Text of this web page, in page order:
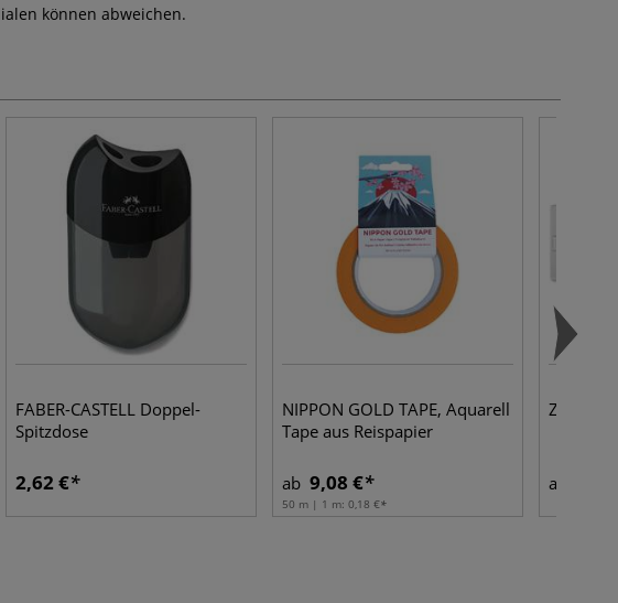
können abweichen.
FABER-CASTELL Doppel-
Spitzdose
2,62 €
NIPPON GOLD TAPE, Aquarell
Tape aus Reispapier
ab 9,08 €
50 m | 1 m: 0,18 €
ab